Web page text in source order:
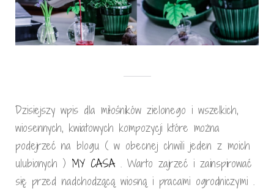
Dzisiejszy wpis dla miłośników zielonego i wszelkich,
wiosennych, kwiatowych kompozycji które można
podejrzeć na blogu ( w obecnej chwili jeden z moich
ulubionych ) MY CASA . Warto zajrzeć i zainspirować
się przed nadchodzącą wiosną i pracami ogrodniczymi .